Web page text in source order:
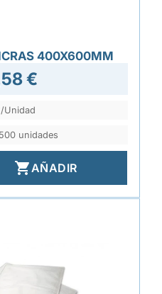
400X600MM
€
Unidad
unidades
AÑADIR